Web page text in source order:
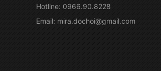
Hotline: 0966.90.8228
Email: mira.dochoi@gmail.com